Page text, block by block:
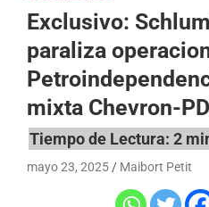
Exclusivo:
paraliza
mixta Chevron-
mayo 23, 2025 Maibort Petit